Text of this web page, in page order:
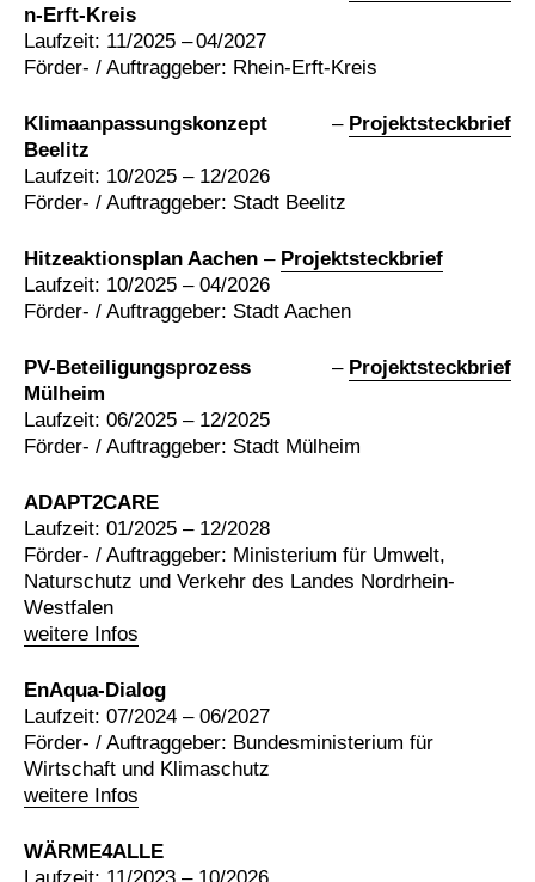
n-Erft-Kreis
Laufzeit: 11/2025 – 04/2027
Förder- / Auftraggeber: Rhein-Erft-Kreis
Klimaanpassungskonzept
Beelitz
– Projektsteckbrief
Laufzeit: 10/2025 – 12/2026
Förder- / Auftraggeber: Stadt Beelitz
Hitzeaktionsplan Aachen – Projektsteckbrief
Laufzeit: 10/2025 – 04/2026
Förder- / Auftraggeber: Stadt Aachen
PV-Beteiligungsprozess
Mülheim
– Projektsteckbrief
Laufzeit: 06/2025 – 12/2025
Förder- / Auftraggeber: Stadt Mülheim
ADAPT2CARE
weitere Infos
Laufzeit: 01/2025 – 12/2028
Förder- / Auftraggeber: Ministerium für Umwelt,
Naturschutz und Verkehr des Landes Nordrhein-
Westfalen
EnAqua-Dialog
weitere Infos
Laufzeit: 07/2024 – 06/2027
Förder- / Auftraggeber: Bundesministerium für
Wirtschaft und Klimaschutz
WÄRME4ALLE